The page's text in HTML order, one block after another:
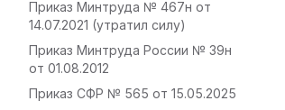
Приказ Минтруда № 467н от
14.07.2021 (утратил силу)
Приказ Минтруда России № 39н
от 01.08.2012
Приказ СФР № 565 от 15.05.2025